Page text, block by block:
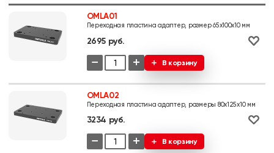
OMLA01
Переходная пластина адаптер, размер 65х100х10 мм
2695 руб.
− + В корзину
OMLA02
Переходная пластина адаптер, размеры 80х125х10 мм
3234 руб.
− + В корзину